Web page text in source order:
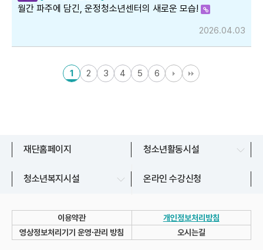
월간 파주에 담긴, 운정청소년센터의 새로운 모습!
2026.04.03
1 2 3 4 5 6
재단홈페이지 청소년활동시설
문산청소년센터
청소년자유공간 쉼표
청소년복지시설
파주시청소년상담복지센터 온라인 수강신청
이용약관
개인정보처리방침
영상정보처리기기 운영∙관리 방침
오시는길